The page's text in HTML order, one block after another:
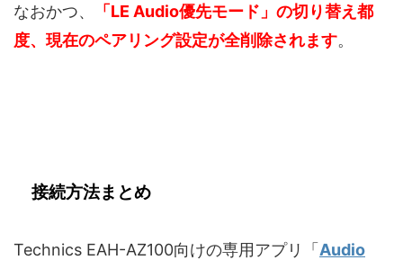
なおかつ、
「LE Audio優先モード」の切り替え都
度、現在のペアリング設定が全削除されます。
接続方法まとめ
Technics EAH-AZ100向けの専用アプリ「Audio